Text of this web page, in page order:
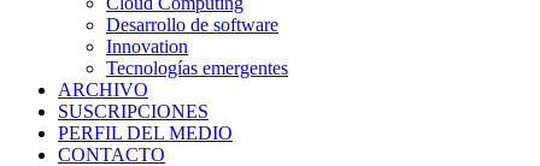
Desarrollo de software
Innovation
Tecnologías emergentes
ARCHIVO
SUSCRIPCIONES
PERFIL DEL MEDIO
CONTACTO